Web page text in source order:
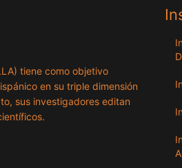
tiene como objetivo
en su triple dimensión
sus investigadores editan